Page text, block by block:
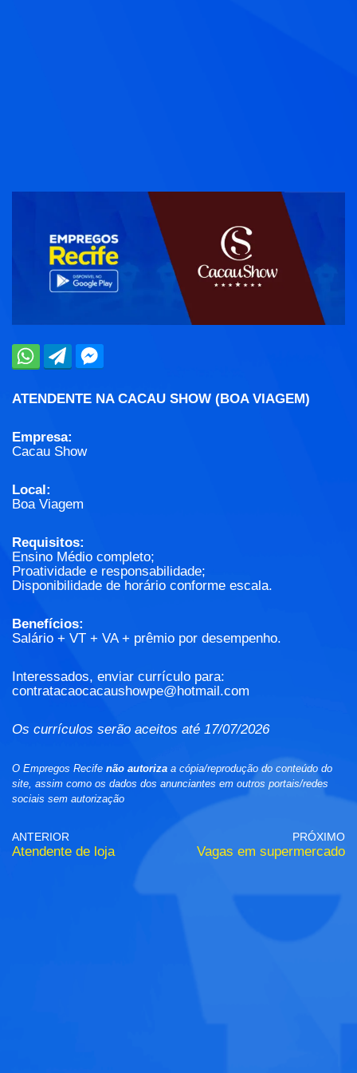
ATENDENTE NA CACAU SHOW (BOA VIAGEM)
Empresa:
Cacau Show
Local:
Boa Viagem
Requisitos:
Ensino Médio completo;
Proatividade e responsabilidade;
Disponibilidade de horário conforme escala.
Benefícios:
Salário + VT + VA + prêmio por desempenho.
Interessados, enviar currículo para:
contratacaocacaushowpe@hotmail.com
Os currículos serão aceitos até 17/07/2026
O Empregos Recife não autoriza a cópia/reprodução do conteúdo do
site, assim como os dados dos anunciantes em outros portais/redes
sociais sem autorização
ANTERIOR
Atendente de loja
PRÓXIMO
Vagas em supermercado